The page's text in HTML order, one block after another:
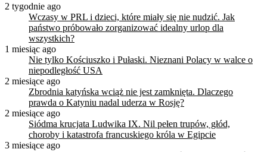
2 tygodnie ago
Wczasy w PRL i dzieci, które miały się nie nudzić. Jak
państwo próbowało zorganizować idealny urlop dla
wszystkich?
1 miesiąc ago
Nie tylko Kościuszko i Pułaski. Nieznani Polacy w walce o
niepodległość USA
2 miesiące ago
Zbrodnia katyńska wciąż nie jest zamknięta. Dlaczego
prawda o Katyniu nadal uderza w Rosję?
2 miesiące ago
Siódma krucjata Ludwika IX. Nil pełen trupów, głód,
choroby i katastrofa francuskiego króla w Egipcie
3 miesiące ago